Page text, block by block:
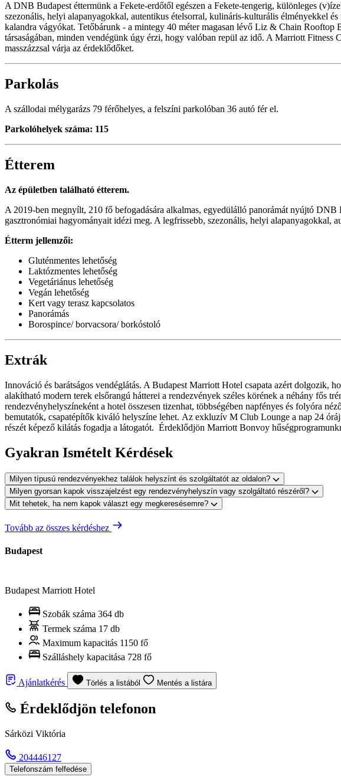
A DNB Budapest éttermünk a Fekete-erdőtől egészen a Fekete-tengerig, különleges
szezonális, helyi alapanyagokkal, autentikus ételsorral, kulináris-kulturális élményekkel
kalandra vágyókat. Tetőbárunk - a mintegy 40 méter magasan lévő Liz & Chain
társaságában, minden vendégünk úgy érzi, hogy valóban repül az idő. A Marriott
masszázzsal várja az érdeklődőket.
Parkolás
A szállodai mélygarázs 79 férőhelyes, a felszíni parkolóban 36 autó fér el.
Parkolóhelyek száma: 115
Étterem
Az épületben található étterem.
A 2019-ben megnyílt, 210 fő befogadására alkalmas, egyedülálló panorámát nyújtó
gasztronómiai hagyományait idézi meg. A legfrissebb, szezonális, helyi
Étterm jellemzői:
Gluténmentes lehetőség
Laktózmentes lehetőség
Vegetáriánus lehetőség
Vegán lehetőség
Kert vagy terasz kapcsolatos
Panorámás
Borospince/ borvacsora/ borkóstoló
Extrák
Innováció és barátságos vendéglátás. A Budapest Marriott Hotel csapata azért dolgozik,
alakítható modern terek elsőrangú hátterei a rendezvények széles körének a néhány fős
rendezvényhelyszíneként a hotel összesen tizenhat, többségében napfényes és folyóra
bemutatók, csapatépítők kiváló helyszíne lehet. Az exkluzív M Club Lounge a nap 24
részét képező kilátás fogadja a látogatót. Érdeklődjön Marriott Bonvoy
Gyakran Ismételt Kérdések
Milyen típusú rendezvényekhez találok helyszínt és szolgáltatót az oldalon?
Milyen gyorsan kapok visszajelzést egy rendezvényhelyszín vagy szolgáltató részéről?
Mit tehetek, ha nem kapok választ egy megkeresésemre?
Tovább az összes kérdéshez
Budapest
Budapest Marriott Hotel
Szobák száma 364 db
Termek száma 17 db
Maximum kapacitás 1150 fő
Szálláshely kapacitása 728 fő
Ajánlatkérés Törlés a listából Mentés a listára
Érdeklődjön telefonon
Sárközi Viktória
204446127
Telefonszám felfedése